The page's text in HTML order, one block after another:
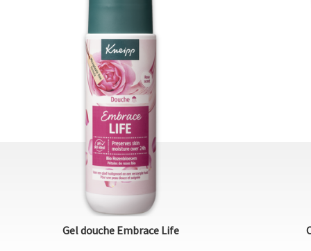
Gel douche Embrace Life